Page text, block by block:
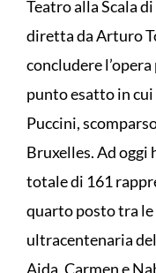
Teatro alla Scala
diretta da Arturo
concludere
punto esatto in
Puccini,
Bruxelles. Ad oggi
totale di 161
quarto posto tra
ultracentenaria
Aida, Carmen e